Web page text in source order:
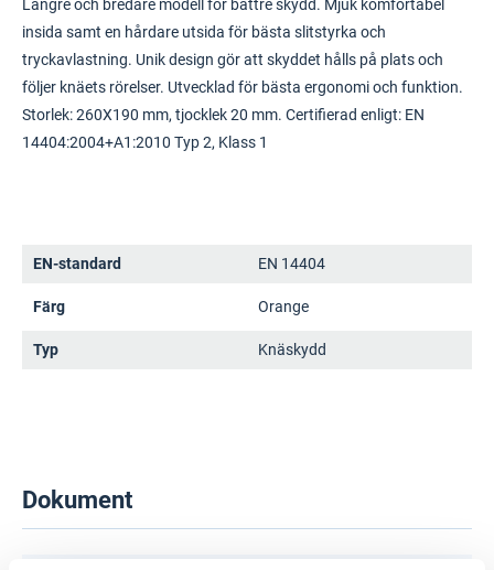
Längre och bredare modell för bättre skydd. Mjuk komfortabel
insida samt en hårdare utsida för bästa slitstyrka och
tryckavlastning. Unik design gör att skyddet hålls på plats och
följer knäets rörelser. Utvecklad för bästa ergonomi och funktion.
Storlek: 260X190 mm, tjocklek 20 mm. Certifierad enligt: EN
14404:2004+A1:2010 Typ 2, Klass 1
EN-standard EN 14404
Färg Orange
Typ Knäskydd
Dokument